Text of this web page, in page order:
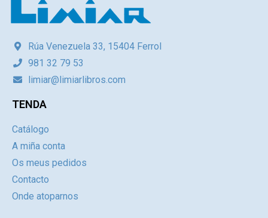
Rúa Venezuela 33, 15404 Ferrol
981 32 79 53
limiar@limiarlibros.com
TENDA
Catálogo
A miña conta
Os meus pedidos
Contacto
Onde atoparnos